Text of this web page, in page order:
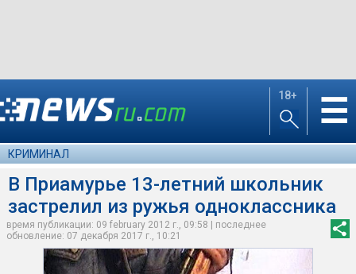
18+ ☰
КРИМИНАЛ
В Приамурье 13-летний школьник
застрелил из ружья одноклассника
время публикации: 09 february 2012 г., 09:58 | последнее
обновление: 07 декабря 2017 г., 10:21